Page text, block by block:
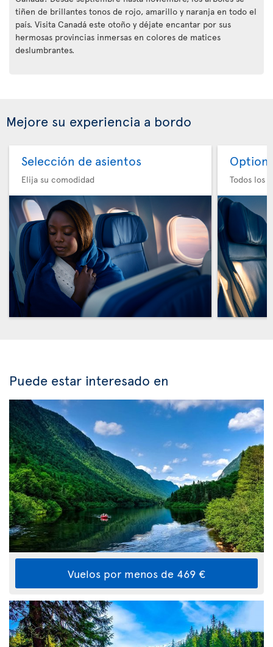
tiñen de brillantes tonos de rojo, amarillo y naranja en todo el
país. Visita Canadá este otoño y déjate encantar por sus
hermosas provincias inmersas en colores de matices
deslumbrantes.
Mejore su experiencia a bordo
Selección de asientos
Elija su comodidad
Option
Todos los
Puede estar interesado en
Vuelos por menos de 469 €